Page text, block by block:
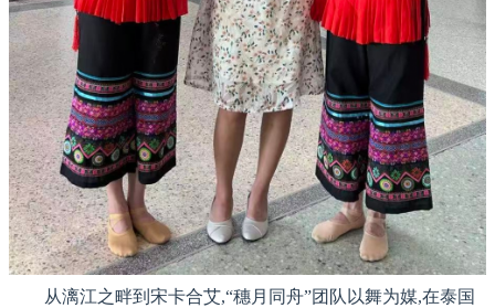
从漓江之畔到宋卡合艾,“穗月同舟”团队以舞为媒,在泰国